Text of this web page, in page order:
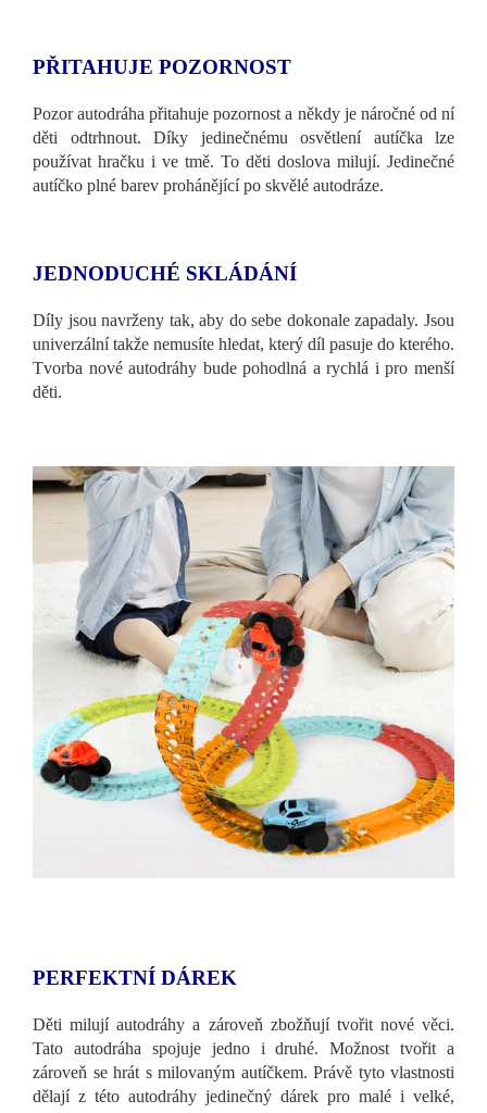
PŘITAHUJE POZORNOST
Pozor autodráha přitahuje pozornost a někdy je náročné od ní
děti odtrhnout. Díky jedinečnému osvětlení autíčka lze
používat hračku i ve tmě. To děti doslova milují. Jedinečné
autíčko plné barev prohánějící po skvělé autodráze.
JEDNODUCHÉ SKLÁDÁNÍ
Díly jsou navrženy tak, aby do sebe dokonale zapadaly. Jsou
univerzální takže nemusíte hledat, který díl pasuje do kterého.
Tvorba nové autodráhy bude pohodlná a rychlá i pro menší
děti.
PERFEKTNÍ DÁREK
Děti milují autodráhy a zároveň zbožňují tvořit nové věci.
Tato autodráha spojuje jedno i druhé. Možnost tvořit a
zároveň se hrát s milovaným autíčkem. Právě tyto vlastnosti
dělají z této autodráhy jedinečný dárek pro malé i velké,